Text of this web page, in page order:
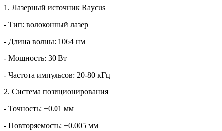
1. Лазерный источник Raycus
- Тип: волоконный лазер
- Длина волны: 1064 нм
- Мощность: 30 Вт
- Частота импульсов: 20-80 кГц
2. Система позиционирования
- Точность: ±0.01 мм
- Повторяемость: ±0.005 мм